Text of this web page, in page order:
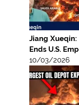
Jiang
Ends U.S.
10/03/2026